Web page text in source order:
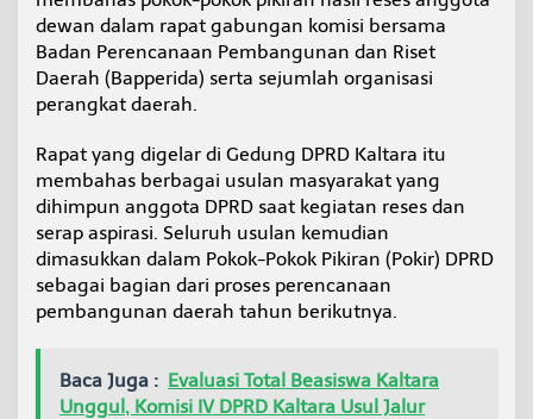
u
k
P
e
c
a
n
n
P
e
a
n
dewan dalam rapat gabungan komisi bersama
Badan Perencanaan Pembangunan dan Riset
Daerah (Bapperida) serta sejumlah organisasi
perangkat daerah.
Rapat yang digelar di Gedung DPRD Kaltara itu
membahas berbagai usulan masyarakat yang
dihimpun anggota DPRD saat kegiatan reses dan
serap aspirasi. Seluruh usulan kemudian
dimasukkan dalam Pokok-Pokok Pikiran (Pokir) DPRD
sebagai bagian dari proses perencanaan
pembangunan daerah tahun berikutnya.
Baca Juga : Evaluasi Total Beasiswa Kaltara
Unggul, Komisi IV DPRD Kaltara Usul Jalur